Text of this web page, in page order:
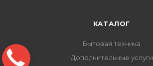
КАТАЛОГ
Бытовая техника
Дополнительные услуги